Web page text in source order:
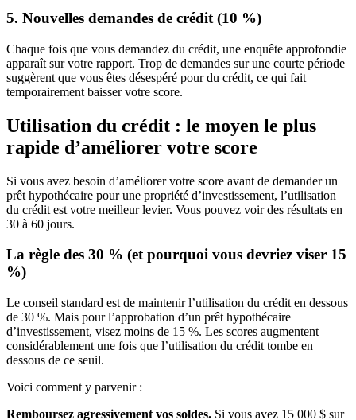
5. Nouvelles demandes de crédit (10 %)
Chaque fois que vous demandez du crédit, une enquête approfondie
apparaît sur votre rapport. Trop de demandes sur une courte période
suggèrent que vous êtes désespéré pour du crédit, ce qui fait
temporairement baisser votre score.
Utilisation du crédit : le moyen le plus
rapide d’améliorer votre score
Si vous avez besoin d’améliorer votre score avant de demander un
prêt hypothécaire pour une propriété d’investissement, l’utilisation
du crédit est votre meilleur levier. Vous pouvez voir des résultats en
30 à 60 jours.
La règle des 30 % (et pourquoi vous devriez viser 15
%)
Le conseil standard est de maintenir l’utilisation du crédit en dessous
de 30 %. Mais pour l’approbation d’un prêt hypothécaire
d’investissement, visez moins de 15 %. Les scores augmentent
considérablement une fois que l’utilisation du crédit tombe en
dessous de ce seuil.
Voici comment y parvenir :
Remboursez agressivement vos soldes. Si vous avez 15 000 $ sur